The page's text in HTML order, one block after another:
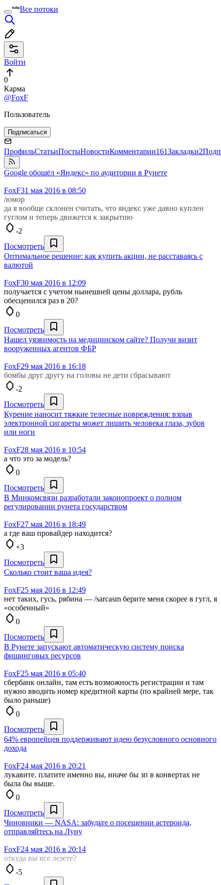
Все потоки
Войти
0
Карма
@FoxF
Пользователь
Подписаться
ПрофильСтатьиПостыНовостиКомментарии161Закладки2
Google обошёл «Яндекс» по аудитории в Рунете
FoxF31 мая 2016 в 08:50
/юмор
да я вообще склонен считать, что яндекс уже давно куплен
гуглом и теперь движется к закрытию
-2
Посмотреть
Оптимальное решение: как купить акции, не расставаясь с
валютой
FoxF30 мая 2016 в 12:09
получается с учетом нынешней цены доллара, рубль
обесценился раз в 20?
0
Посмотреть
Нашел уязвимость на медицинском сайте? Получи визит
вооруженных агентов ФБР
FoxF29 мая 2016 в 16:18
бомбы друг другу на головы не дети сбрасывают
-2
Посмотреть
Курение наносит тяжкие телесные повреждения: взрыв
электронной сигареты может лишить человека глаза, зубов
или ноги
FoxF28 мая 2016 в 10:54
а что это за модель?
0
Посмотреть
В Минкомсвязи разработали законопроект о полном
регулировании рунета государством
FoxF27 мая 2016 в 18:49
а где ваш провайдер находится?
+3
Посмотреть
Сколько стоит ваша идея?
FoxF25 мая 2016 в 12:49
нет таких, гусь, рябина — /sarcasm берите меня скорее в гугл, я
«особенный»
0
Посмотреть
В Рунете запускают автоматическую систему поиска
фишинговых ресурсов
FoxF25 мая 2016 в 05:40
сбербанк онлайн, там есть возможность регистрации и там
нужно вводить номер кредитной карты (по крайней мере, так
было раньше)
0
Посмотреть
64% европейцев поддерживают идею безусловного основного
дохода
FoxF24 мая 2016 в 20:21
лукавите. платите именно вы, иначе бы зп в конвертах не
была бы выше.
0
Посмотреть
Чиновники — NASA: забудьте о посещении астероида,
отправляйтесь на Луну
FoxF24 мая 2016 в 20:14
откуда вы все лезете?
-5